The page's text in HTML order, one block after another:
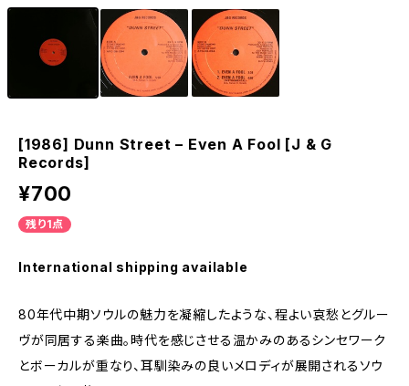
[1986] Dunn Street – Even A Fool [J & G
Records]
¥700
残り1点
International shipping available
80年代中期ソウルの魅力を凝縮したような、程よい哀愁とグルー
ヴが同居する楽曲。時代を感じさせる温かみのあるシンセワーク
とボーカルが重なり、耳馴染みの良いメロディが展開されるソウ